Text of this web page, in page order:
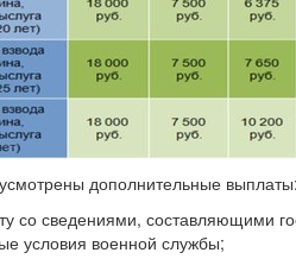
дополнительные выплаты:
со сведениями, составляющими
условия военной службы;